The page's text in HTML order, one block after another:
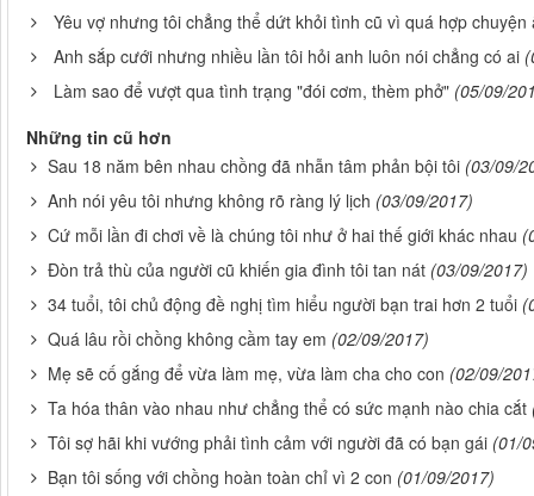
Yêu vợ nhưng tôi chẳng thể dứt khỏi tình cũ vì quá hợp chuyện
Anh sắp cưới nhưng nhiều lần tôi hỏi anh luôn nói chẳng có ai
Làm sao để vượt qua tình trạng "đói cơm, thèm phở" (05/09/
Những tin cũ hơn
Sau 18 năm bên nhau chồng đã nhẫn tâm phản bội tôi (03/09/
Anh nói yêu tôi nhưng không rõ ràng lý lịch (03/09/2017)
Cứ mỗi lần đi chơi về là chúng tôi như ở hai thế giới khác nhau
Đòn trả thù của người cũ khiến gia đình tôi tan nát (03/09/2017)
34 tuổi, tôi chủ động đề nghị tìm hiểu người bạn trai hơn 2 tuổi
Quá lâu rồi chồng không cầm tay em (02/09/2017)
Mẹ sẽ cố gắng để vừa làm mẹ, vừa làm cha cho con (02/09/
Ta hóa thân vào nhau như chẳng thể có sức mạnh nào chia cắt
Tôi sợ hãi khi vướng phải tình cảm với người đã có bạn gái (01/
Bạn tôi sống với chồng hoàn toàn chỉ vì 2 con (01/09/2017)